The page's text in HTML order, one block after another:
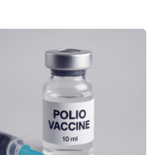
heutigen Methoden geheilt
zielgerichtete Therapien, die
angreifen und normales
um Daniel Merk vom
Hirnforschung am
haben eine solche
einer Untergruppe des
Die Wilhelm Sander-
Projekt…